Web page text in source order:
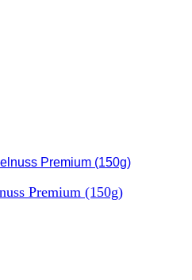
Premium (150g)